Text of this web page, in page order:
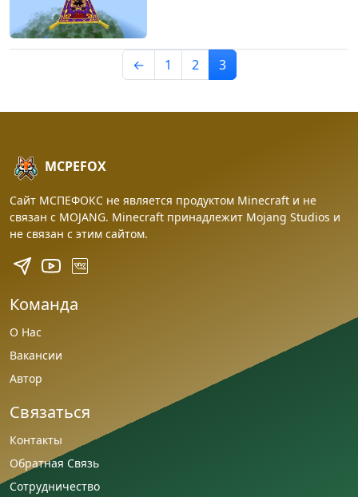
← 1 2 3
MCPEFOX
Сайт МСПЕФОКС не является продуктом Minecraft и не
связан с MOJANG. Minecraft принадлежит Mojang Studios и
не связан с этим сайтом.
Команда
О Нас
Вакансии
Автор
Связаться
Контакты
Обратная Связь
Сотрудничество